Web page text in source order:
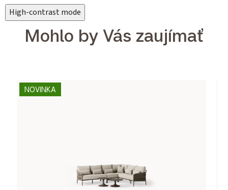
High-contrast mode
Mohlo by Vás zaujímať
NOVINKA